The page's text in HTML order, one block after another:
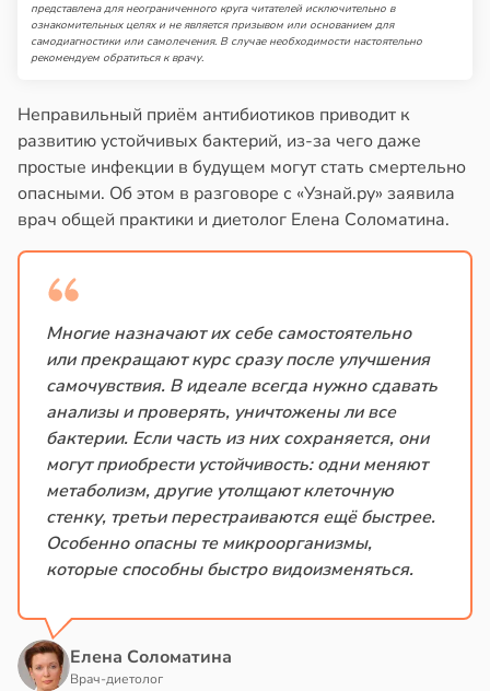
представлена для неограниченного круга читателей исключительно в
ознакомительных целях и не является призывом или основанием для
самодиагностики или самолечения. В случае необходимости настоятельно
рекомендуем обратиться к врачу.
Неправильный приём антибиотиков приводит к
развитию устойчивых бактерий, из-за чего даже
простые инфекции в будущем могут стать смертельно
опасными. Об этом в разговоре с «Узнай.ру» заявила
врач общей практики и диетолог Елена Соломатина.
Многие назначают их себе самостоятельно
или прекращают курс сразу после улучшения
самочувствия. В идеале всегда нужно сдавать
анализы и проверять, уничтожены ли все
бактерии. Если часть из них сохраняется, они
могут приобрести устойчивость: одни меняют
метаболизм, другие утолщают клеточную
стенку, третьи перестраиваются ещё быстрее.
Особенно опасны те микроорганизмы,
которые способны быстро видоизменяться.
Елена Соломатина
Врач-диетолог